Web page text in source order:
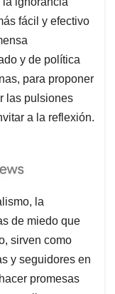
fácil y efectivo
y de política
para proponer
las pulsiones
a la reflexión.
la
de miedo que
sirven como
y seguidores en
promesas